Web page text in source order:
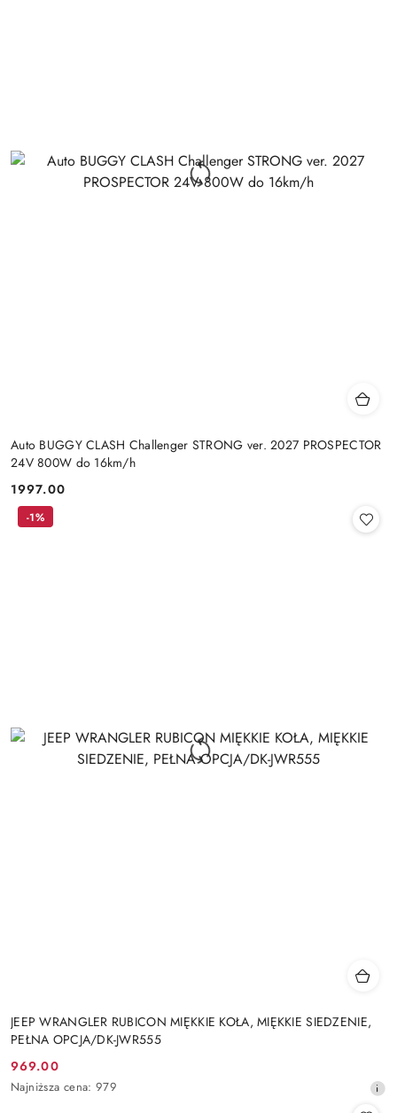
Auto BUGGY CLASH Challenger STRONG ver. 2027 PROSPECTOR
24V 800W do 16km/h
Cena:
1997.00
JEEP WRANGLER RUBICON MIĘKKIE KOŁA, MIĘKKIE SIEDZENIE,
PEŁNA OPCJA/DK-JWR555
Cena
promocyjna:
969.00
Najniższa
Najniższa cena: 979
-1%